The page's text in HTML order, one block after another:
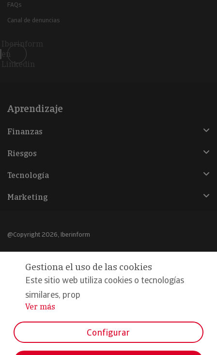
FAQs
Canal de denuncias
Iberinform
en
Linkedin
Aprendizaje
Finanzas
Riesgos
Tecnología
Marketing
@Copyright 2026, Iberinform
Declaración de privacidad
Compromiso calidad y seguridad
Formamos parte de:
Gestiona el uso de las cookies
Este sitio web utiliza cookies o tecnologías
similares, prop
...
Ver más
Configurar